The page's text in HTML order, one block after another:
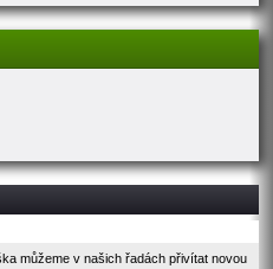
můžeme v našich řadách přivítat novou